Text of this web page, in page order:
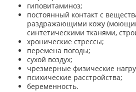
гиповитаминоз;
постоянный контакт с
раздражающими кожу
синтетическими тканями,
хронические стрессы;
перемена погоды;
сухой воздух;
чрезмерные физические
психические расстройства;
беременность.